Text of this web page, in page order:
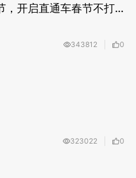
，开启直通车春节不打
343812 0
323022 0